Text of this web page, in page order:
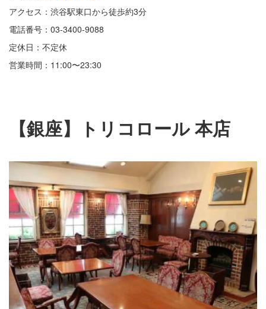
アクセス：渋谷駅東口から徒歩約3分
電話番号：03-3400-9088
定休日：不定休
営業時間：11:00〜23:30
【銀座】トリコロール 本店